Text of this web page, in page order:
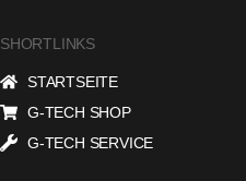
SHORTLINKS
STARTSEITE
G-TECH SHOP
G-TECH SERVICE